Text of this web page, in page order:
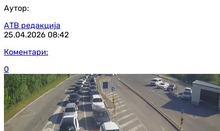
Аутор:
АТВ редакција
25.04.2026 08:42
Коментари:
0